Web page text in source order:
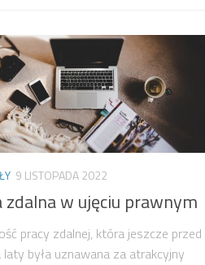
9 LISTOPADA 2022
zdalna w ujęciu prawnym
pracy zdalnej, która jeszcze przed
laty była uznawana za atrakcyjny